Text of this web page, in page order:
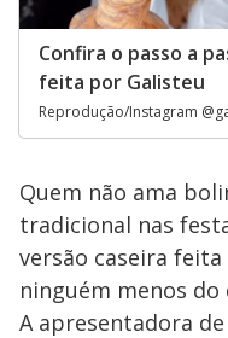
Confira o passo a
feita por Galisteu
Reprodução/Instagram
Quem não ama
tradicional nas
versão caseira
ninguém menos do
A apresentadora de